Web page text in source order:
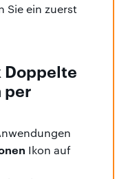
Sie ein zuerst
Doppelte
per
Ikon auf